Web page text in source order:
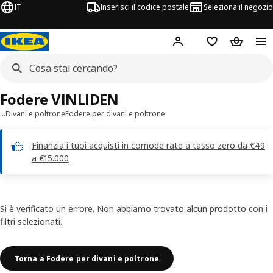
IT Inserisci il codice postale Seleziona il negozio
Hej! AccediLista deiCarrello
…Divani e poltroneFodere per divani e poltrone
Finanzia i tuoi acquisti in comode rate a tasso zero da €49
a €15.000
Fodere VINLIDEN
Si è verificato un errore. Non abbiamo trovato alcun prodotto con i
filtri selezionati.
Torna a Fodere per divani e poltrone